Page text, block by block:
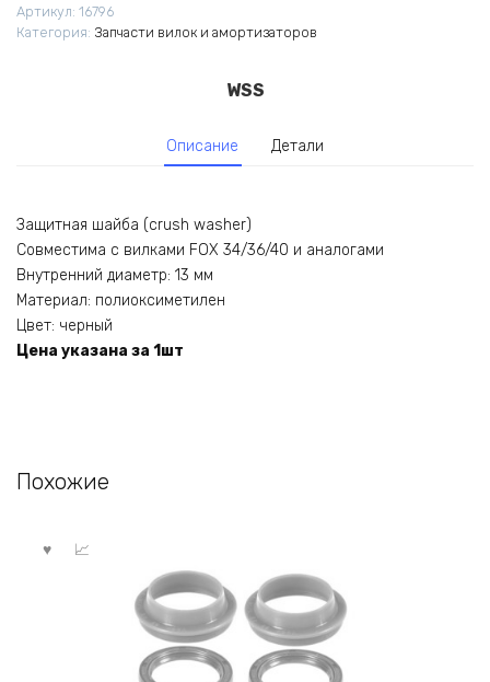
вилок
Артикул: 16796
Категория: Запчасти вилок и амортизаторов
WSS
Описание Детали
Защитная шайба (crush washer)
Совместима с вилками FOX 34/36/40 и аналогами
Внутренний диаметр: 13 мм
Материал: полиоксиметилен
Цвет: черный
Цена указана за 1шт
Похожие